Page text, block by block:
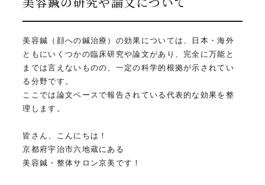
美容鍼（顔への鍼治療）の効果については、日本・海外
ともにいくつかの臨床研究や論文があり、完全に万能と
までは言えないものの、一定の科学的根拠が示されてい
る分野です。
ここでは論文ベースで報告されている代表的な効果を整
理します。
皆さん、こんにちは！
京都府宇治市六地蔵にある
美容鍼・整体サロン京美です！